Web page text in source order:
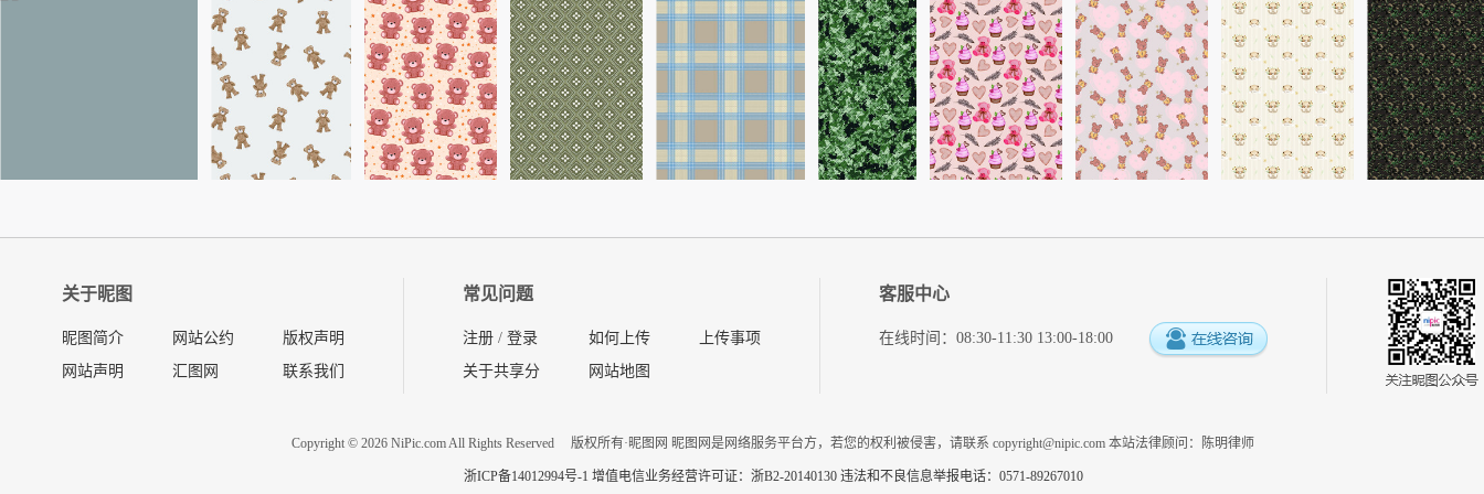
关于昵图
昵图简介
网站声明
网站公约
汇图网
版权声明
联系我们
常见问题
注册 / 登录
关于共享分
如何上传
网站地图
上传事项
客服中心
在线时间：08:30-11:30 13:00-18:00
Copyright © 2026 NiPic.com All Rights Reserved 版权所有·昵图网 昵图网是网络服务平台方，若您的权利被侵害，请联系 copyright@nipic.com 本站法律顾问：陈明律师
浙ICP备14012994号-1 增值电信业务经营许可证：浙B2-20140130 违法和不良信息举报电话：0571-89267010